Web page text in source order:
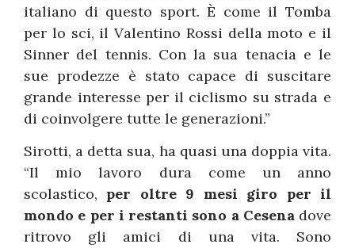
italiano di questo sport. È come il Tomba
per lo sci, il Valentino Rossi della moto e il
Sinner del tennis. Con la sua tenacia e le
sue prodezze è stato capace di suscitare
grande interesse per il ciclismo su strada e
di coinvolgere tutte le generazioni.”
Sirotti, a detta sua, ha quasi una doppia vita.
“Il mio lavoro dura come un anno
scolastico, per oltre 9 mesi giro per il
mondo e per i restanti sono a Cesenadove
ritrovo gli amici di una vita. Sono